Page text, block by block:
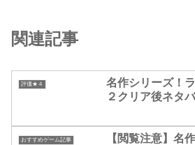
関連記事
評価★４
名作シリーズ！
２クリア後ネタ
おすすめゲーム記事
【閲覧注意】名